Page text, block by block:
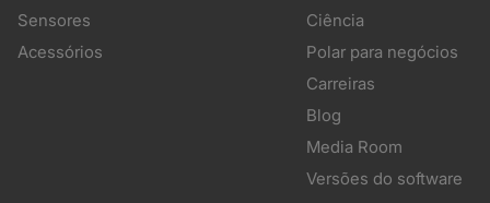
Sensores
Acessórios
Ciência
Polar para negócios
Carreiras
Blog
Media Room
Versões do software